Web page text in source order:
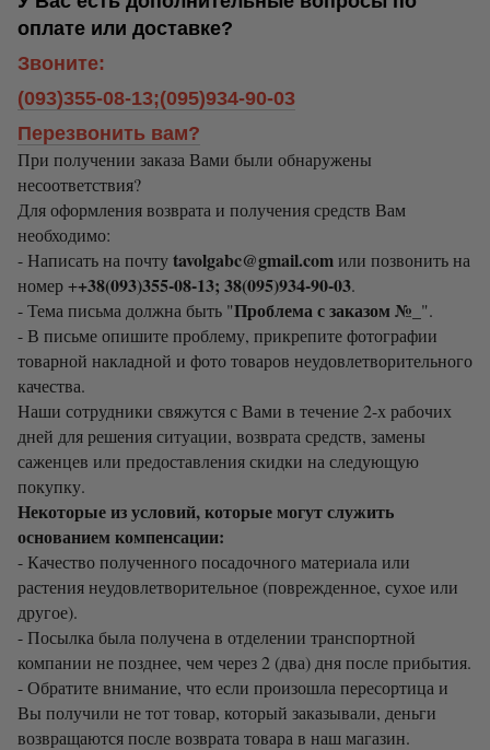
оплате или доставке?
Звоните:
(093)355-08-13;(095)934-90-03
Перезвонить вам?
При получении заказа Вами были обнаружены
несоответствия?
Для оформления возврата и получения средств Вам
необходимо:
- Написать на почтуtavolgabc@gmail.comили позвонить на
номер ++38(093)355-08-13; 38(095)934-90-03.
- Тема письма должна быть "Проблема с заказом №_ ".
- В письме опишите проблему, прикрепите фотографии
товарной накладной и фото товаров неудовлетворительного
качества.
Наши сотрудники свяжутся с Вами в течение 2-х рабочих
дней для решения ситуации, возврата средств, замены
саженцев или предоставления скидки на следующую
покупку.
Некоторые из условий, которые могут служить
основанием компенсации:
- Качество полученного посадочного материала или
растения неудовлетворительное (поврежденное, сухое или
другое).
- Посылка была получена в отделении транспортной
компании не позднее, чем через 2 (два) дня после прибытия.
- Обратите внимание, что если произошла пересортица и
Вы получили не тот товар, который заказывали, деньги
возвращаются после возврата товара в наш магазин.